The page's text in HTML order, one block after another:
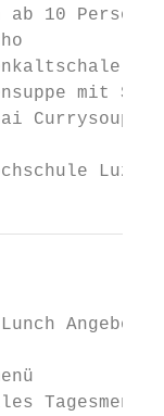
ab 10
mit
Currysoup
Tagesmenü